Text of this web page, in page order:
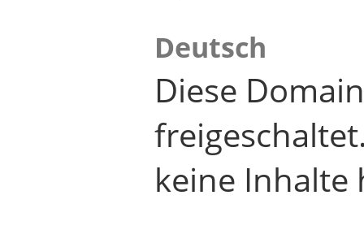
Deutsch
Diese
keine Inhalte